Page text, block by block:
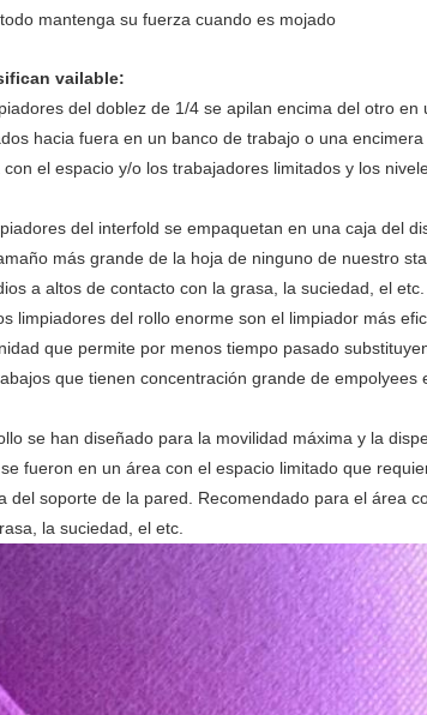
mantenga su fuerza cuando es mojado
clasifican vailable:
del doblez de 1/4 se apilan encima del otro
hacia fuera en un banco de trabajo o una
el espacio y/o los trabajadores limitados y los
del interfold se empaquetan en una caja del
más grande de la hoja de ninguno de nuestro
a altos de contacto con la grasa, la suciedad, el etc.
limpiadores del rollo enorme son el limpiador más
que permite por menos tiempo pasado
que tienen concentración grande de
se han diseñado para la movilidad máxima y la
fueron en un área con el espacio limitado que
del soporte de la pared. Recomendado para el área
la suciedad, el etc.